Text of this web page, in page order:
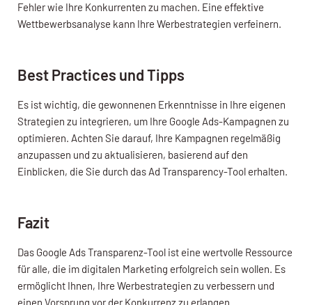
Fehler wie Ihre Konkurrenten zu machen. Eine effektive
Wettbewerbsanalyse kann Ihre Werbestrategien verfeinern.
Best Practices und Tipps
Es ist wichtig, die gewonnenen Erkenntnisse in Ihre eigenen
Strategien zu integrieren, um Ihre Google Ads-Kampagnen zu
optimieren. Achten Sie darauf, Ihre Kampagnen regelmäßig
anzupassen und zu aktualisieren, basierend auf den
Einblicken, die Sie durch das Ad Transparency-Tool erhalten.
Fazit
Das Google Ads Transparenz-Tool ist eine wertvolle Ressource
für alle, die im digitalen Marketing erfolgreich sein wollen. Es
ermöglicht Ihnen, Ihre Werbestrategien zu verbessern und
einen Vorsprung vor der Konkurrenz zu erlangen.